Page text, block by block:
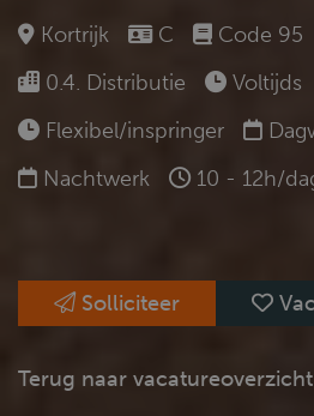
Kortrijk C Code 95
0.4. Distributie
Voltijds
Flexibel/inspringer
Nachtwerk
10 - 12h/
Solliciteer
Terug naar vacatureoverzicht